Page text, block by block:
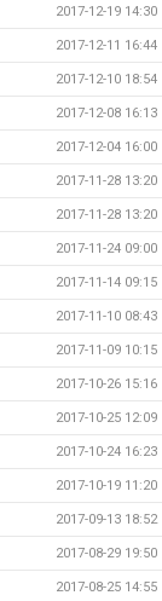
2017-12-19 14:30
2017-12-11 16:44
2017-12-10 18:54
2017-12-08 16:13
2017-12-04 16:00
2017-11-28 13:20
2017-11-28 13:20
2017-11-24 09:00
2017-11-14 09:15
2017-11-10 08:43
2017-11-09 10:15
2017-10-26 15:16
2017-10-25 12:09
2017-10-24 16:23
2017-10-19 11:20
2017-09-13 18:52
2017-08-29 19:50
2017-08-25 14:55